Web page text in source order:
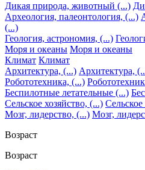
Дикая природа, животный (...)
Археология, палеонтология, (...)
(...)
Геология, астрономия, (...)
Моря и океаны Моря и океаны
Климат Климат
Архитектура, (...) Архитектура,
Робототехника, (...)
Беспилотные летательные (...)
Сельское хозяйство, (...) Сельское
Мозг, лидерство, (...) Мозг,
Возраст
Возраст